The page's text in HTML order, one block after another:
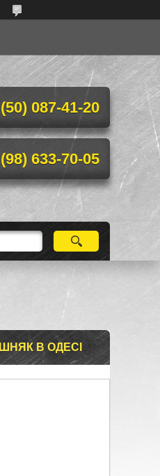
087-41-20
633-70-05
В ОДЕСІ